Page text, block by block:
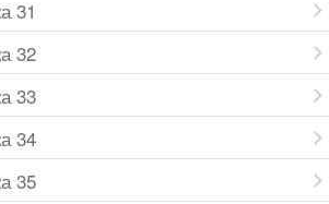
31
32
33
34
35